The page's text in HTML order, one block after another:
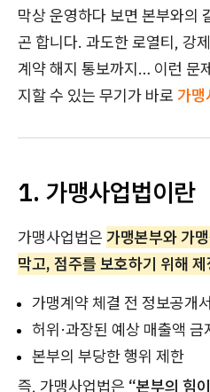
막상 운영하다 보면 본부와의
곤 합니다. 과도한 로열티, 강
계약 해지 통보까지… 이런 문
지할 수 있는 무기가 바로 가맹
1. 가맹사업법이란
가맹사업법은 가맹본부와 가
막고, 점주를 보호하기 위해
가맹계약 체결 전 정보공개
허위·과장된 예상 매출액 금
본부의 부당한 행위 제한
즉, 가맹사업법은 “본부의 힘